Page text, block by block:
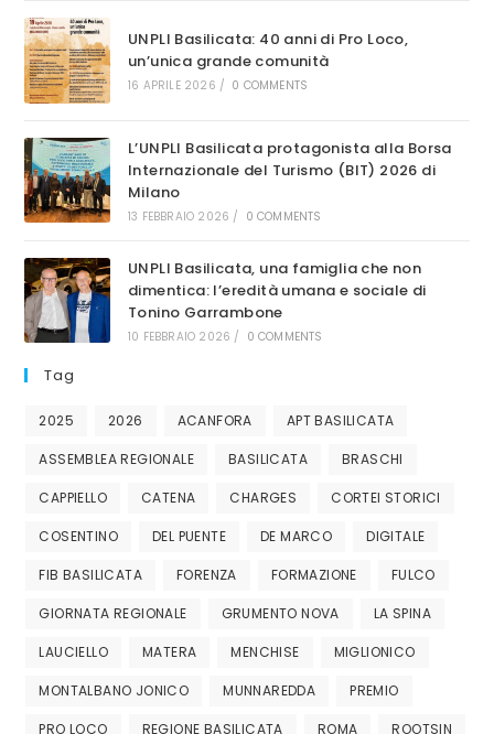
UNPLI Basilicata: 40 anni di Pro Loco,
un’unica grande comunità
16 APRILE 2026 / 0 COMMENTS
L’UNPLI Basilicata protagonista alla Borsa
Internazionale del Turismo (BIT) 2026 di
Milano
13 FEBBRAIO 2026 / 0 COMMENTS
UNPLI Basilicata, una famiglia che non
dimentica: l’eredità umana e sociale di
Tonino Garrambone
10 FEBBRAIO 2026 / 0 COMMENTS
Tag
2025 2026 ACANFORA APT BASILICATA
ASSEMBLEA REGIONALE BASILICATA BRASCHI
CAPPIELLO CATENA CHARGES CORTEI STORICI
COSENTINO DEL PUENTE DE MARCO DIGITALE
FIB BASILICATA FORENZA FORMAZIONE FULCO
GIORNATA REGIONALE GRUMENTO NOVA LA SPINA
LAUCIELLO MATERA MENCHISE MIGLIONICO
MONTALBANO JONICO MUNNAREDDA PREMIO
PRO LOCO REGIONE BASILICATA ROMA ROOTSIN